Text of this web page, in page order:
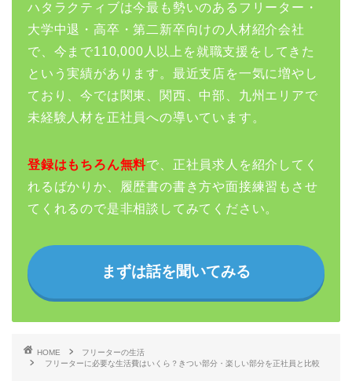
ハタラクティブは今最も勢いのあるフリーター・
大学中退・高卒・第二新卒向けの人材紹介会社
で、今まで110,000人以上を就職支援をしてきた
という実績があります。最近支店を一気に増やし
ており、今では関東、関西、中部、九州エリアで
未経験人材を正社員への導いています。
登録はもちろん無料で、正社員求人を紹介してく
れるばかりか、履歴書の書き方や面接練習もさせ
てくれるので是非相談してみてください。
まずは話を聞いてみる
HOME
フリーターの生活
フリーターに必要な生活費はいくら？きつい部分・楽しい部分を正社員と比較